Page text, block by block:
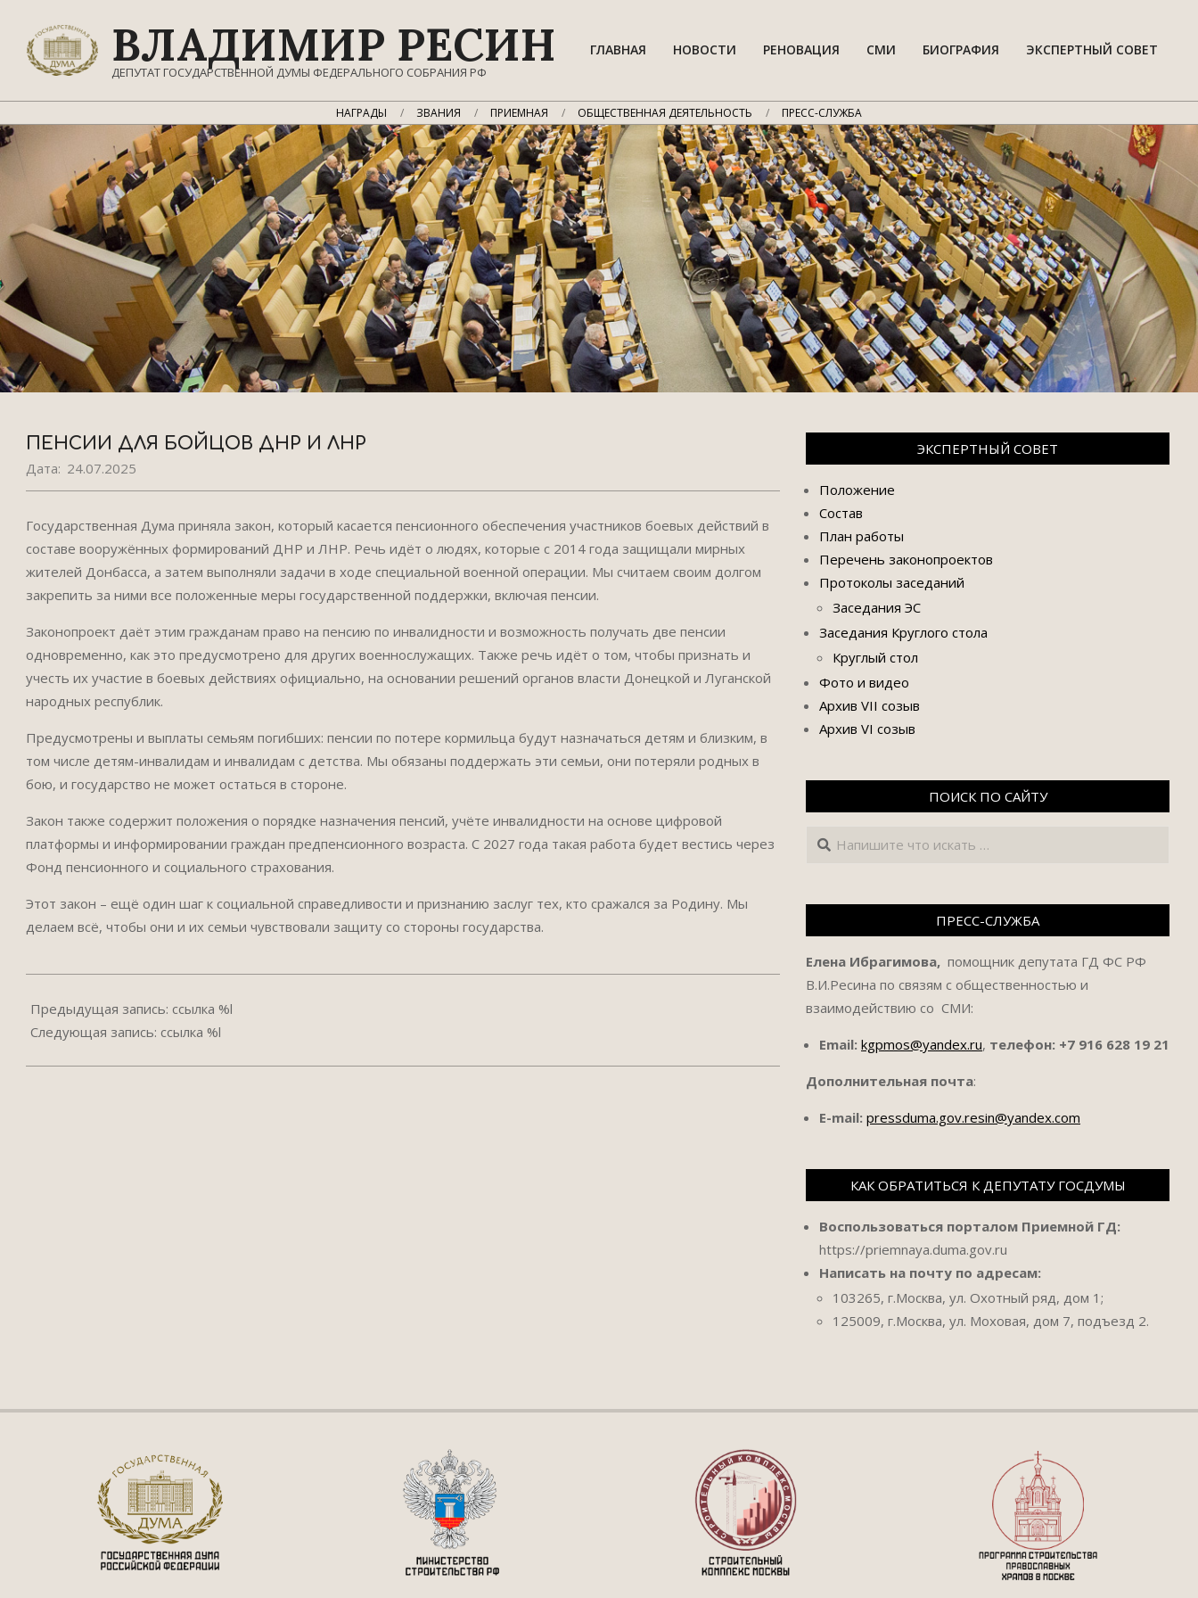
содержимому
ВЛАДИМИР РЕСИН
ДЕПУТАТ ГОСУДАРСТВЕННОЙ ДУМЫ ФЕДЕРАЛЬНОГО СОБРАНИЯ РФ
ГЛАВНАЯ НОВОСТИ РЕНОВАЦИЯ СМИ БИОГРАФИЯ ЭКСПЕРТНЫЙ СОВЕТ
НАГРАДЫ ЗВАНИЯ ПРИЕМНАЯ ОБЩЕСТВЕННАЯ ДЕЯТЕЛЬНОСТЬ ПРЕСС-СЛУЖБА
ПЕНСИИ ДЛЯ БОЙЦОВ ДНР И ЛНР
Дата: 24.07.2025
Государственная Дума приняла закон, который касается пенсионного обеспечения участников боевых действий в
составе вооружённых формирований ДНР и ЛНР. Речь идёт о людях, которые с 2014 года защищали мирных
жителей Донбасса, а затем выполняли задачи в ходе специальной военной операции. Мы считаем своим долгом
закрепить за ними все положенные меры государственной поддержки, включая пенсии.
Законопроект даёт этим гражданам право на пенсию по инвалидности и возможность получать две пенсии
одновременно, как это предусмотрено для других военнослужащих. Также речь идёт о том, чтобы признать и
учесть их участие в боевых действиях официально, на основании решений органов власти Донецкой и Луганской
народных республик.
Предусмотрены и выплаты семьям погибших: пенсии по потере кормильца будут назначаться детям и близким, в
том числе детям-инвалидам и инвалидам с детства. Мы обязаны поддержать эти семьи, они потеряли родных в
бою, и государство не может остаться в стороне.
Закон также содержит положения о порядке назначения пенсий, учёте инвалидности на основе цифровой
платформы и информировании граждан предпенсионного возраста. С 2027 года такая работа будет вестись через
Фонд пенсионного и социального страхования.
Этот закон – ещё один шаг к социальной справедливости и признанию заслуг тех, кто сражался за Родину. Мы
делаем всё, чтобы они и их семьи чувствовали защиту со стороны государства.
07-
24
Предыдущая запись: ссылка %l
Следующая запись: ссылка %l
ЭКСПЕРТНЫЙ СОВЕТ
Положение
Состав
План работы
Перечень законопроектов
Протоколы заседаний
Заседания ЭС
Заседания Круглого стола
Круглый стол
Фото и видео
Архив VII созыв
Архив VI созыв
ПОИСК ПО САЙТУ
Поиск
ПРЕСС-СЛУЖБА
Елена Ибрагимова, помощник депутата ГД ФС РФ
В.И.Ресина по связям с общественностью и
взаимодействию со СМИ:
Email: kgpmos@yandex.ru, телефон: +7 916 628 19 21
Дополнительная почта:
E-mail: pressduma.gov.resin@yandex.com
КАК ОБРАТИТЬСЯ К ДЕПУТАТУ ГОСДУМЫ
Воспользоваться порталом Приемной ГД:
https://priemnaya.duma.gov.ru
Написать на почту по адресам:
103265, г.Москва, ул. Охотный ряд, дом 1;
125009, г.Москва, ул. Моховая, дом 7, подъезд 2.